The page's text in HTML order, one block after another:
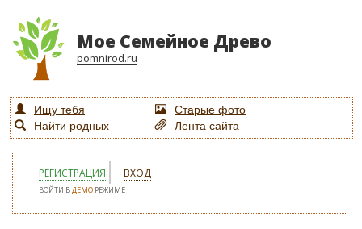
Мое Семейное Древо
pomnirod.ru
Ищу тебя
Старые фото
Найти родных
Лента сайта
РЕГИСТРАЦИЯ ВХОД
ВОЙТИ ВДЕМО РЕЖИМЕ